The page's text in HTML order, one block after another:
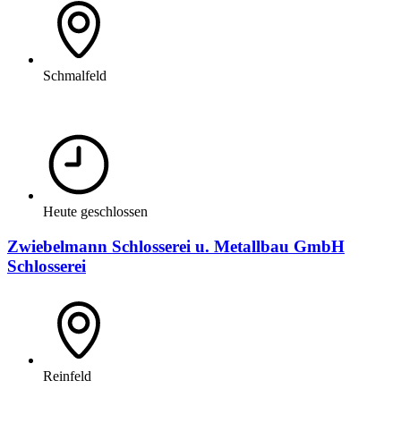
Schmalfeld
Heute geschlossen
Zwiebelmann Schlosserei u. Metallbau GmbH
Schlosserei
Reinfeld